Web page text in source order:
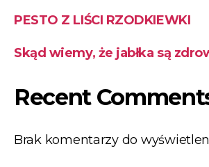
PESTO Z LIŚCI RZODKIEWKI
Skąd wiemy, że jabłka są
Recent
Brak komentarzy do